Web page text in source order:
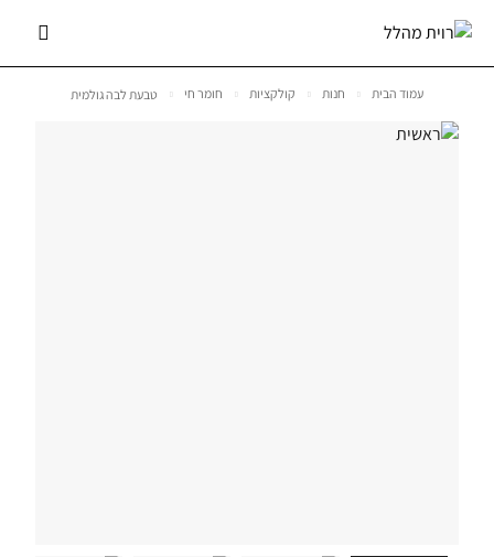
עמוד הבית חנות קולקציות חומר חי טבעת לבה גולמית